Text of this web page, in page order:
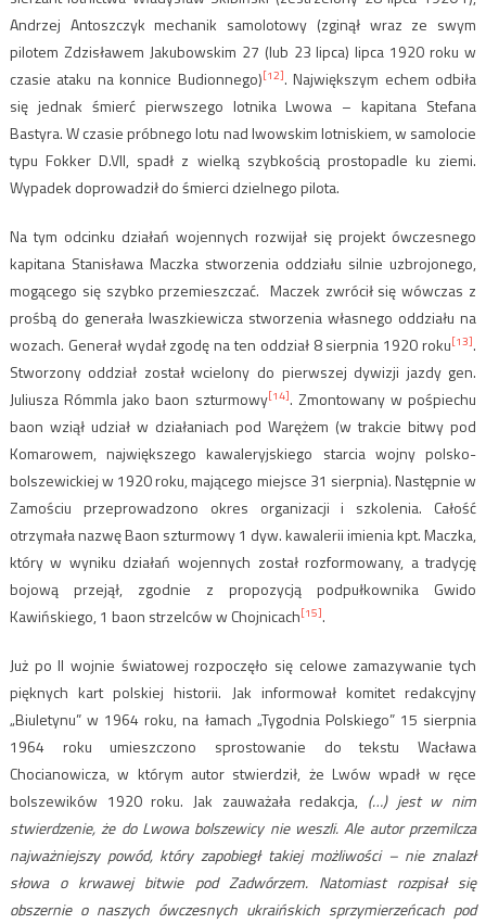
Andrzej Antoszczyk mechanik samolotowy (zginął wraz ze swym
pilotem Zdzisławem Jakubowskim 27 (lub 23 lipca) lipca 1920 roku w
czasie ataku na konnice Budionnego)[12]. Największym echem odbiła
się jednak śmierć pierwszego lotnika Lwowa – kapitana Stefana
Bastyra. W czasie próbnego lotu nad lwowskim lotniskiem, w samolocie
typu Fokker D.VII, spadł z wielką szybkością prostopadle ku ziemi.
Wypadek doprowadził do śmierci dzielnego pilota.
Na tym odcinku działań wojennych rozwijał się projekt ówczesnego
kapitana Stanisława Maczka stworzenia oddziału silnie uzbrojonego,
mogącego się szybko przemieszczać. Maczek zwrócił się wówczas z
prośbą do generała Iwaszkiewicza stworzenia własnego oddziału na
wozach. Generał wydał zgodę na ten oddział 8 sierpnia 1920 roku[13].
Stworzony oddział został wcielony do pierwszej dywizji jazdy gen.
Juliusza Rómmla jako baon szturmowy[14]. Zmontowany w pośpiechu
baon wziął udział w działaniach pod Warężem (w trakcie bitwy pod
Komarowem, największego kawaleryjskiego starcia wojny polsko-
bolszewickiej w 1920 roku, mającego miejsce 31 sierpnia). Następnie w
Zamościu przeprowadzono okres organizacji i szkolenia. Całość
otrzymała nazwę Baon szturmowy 1 dyw. kawalerii imienia kpt. Maczka,
który w wyniku działań wojennych został rozformowany, a tradycję
bojową przejął, zgodnie z propozycją podpułkownika Gwido
Kawińskiego, 1 baon strzelców w Chojnicach[15].
Już po II wojnie światowej rozpoczęło się celowe zamazywanie tych
pięknych kart polskiej historii. Jak informował komitet redakcyjny
„Biuletynu” w 1964 roku, na łamach „Tygodnia Polskiego” 15 sierpnia
1964 roku umieszczono sprostowanie do tekstu Wacława
Chocianowicza, w którym autor stwierdził, że Lwów wpadł w ręce
bolszewików 1920 roku. Jak zauważała redakcja, (…) jest w nim
stwierdzenie, że do Lwowa bolszewicy nie weszli. Ale autor przemilcza
najważniejszy powód, który zapobiegł takiej możliwości – nie znalazł
słowa o krwawej bitwie pod Zadwórzem. Natomiast rozpisał się
obszernie o naszych ówczesnych ukraińskich sprzymierzeńcach pod